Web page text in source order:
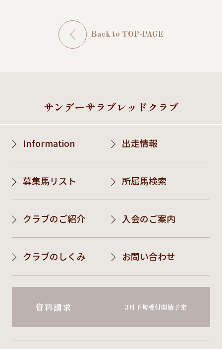
Back to TOP-PAGE
サンデーサラブレッドクラブ
Information 出走情報
募集馬リスト 所属馬検索
クラブのご紹介 入会のご案内
クラブのしくみ お問い合わせ
資料請求 3月下旬受付開始予定